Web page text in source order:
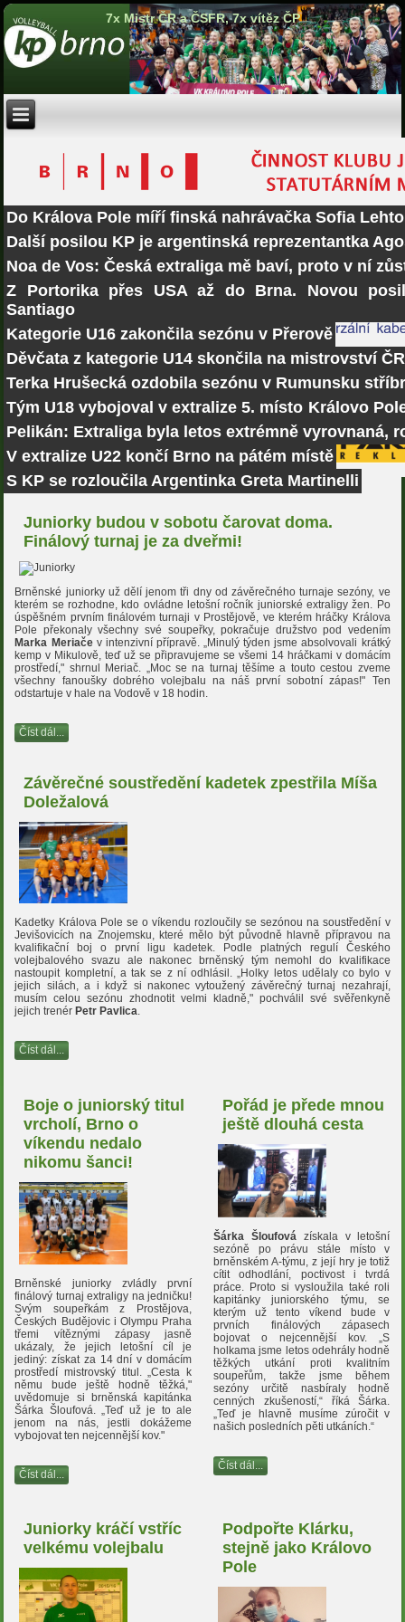
7x Mistr ČR a ČSFR, 7x vítěz ČP
Do Králova Pole míří finská nahrávačka Sofia Lehto
Další posilou KP je argentinská reprezentantka
Noa de Vos: Česká extraliga mě baví, proto v ní
Z Portorika přes USA až do Brna. Novou
Santiago
Kategorie U16 zakončila sezónu v Přerově
Děvčata z kategorie U14 skončila na mistrovství
Terka Hrušecká ozdobila sezónu v Rumunsku
Tým U18 vybojoval v extralize 5. místo Královo
Pelikán: Extraliga byla letos extrémně vyrovnaná,
V extralize U22 končí Brno na pátém místě
S KP se rozloučila Argentinka Greta Martinelli
Juniorky budou v sobotu čarovat doma.
Finálový turnaj je za dveřmi!
Brněnské juniorky už dělí jenom tři dny od závěrečného turnaje sezóny, ve
kterém se rozhodne, kdo ovládne letošní ročník juniorské extraligy žen. Po
úspěšném prvním finálovém turnaji v Prostějově, ve kterém hráčky Králova
Pole překonaly všechny své soupeřky, pokračuje družstvo pod vedením
Marka Meriačev intenzivní přípravě. „Minulý týden jsme absolvovali krátký
kemp v Mikulově, teď už se připravujeme se všemi 14 hráčkami v domácím
prostředí," shrnul Meriač. „Moc se na turnaj těšíme a touto cestou zveme
všechny fanoušky dobrého volejbalu na náš první sobotní zápas!" Ten
odstartuje v hale na Vodově v 18 hodin.
Číst dál...
Závěrečné soustředění kadetek zpestřila Míša
Doležalová
Kadetky Králova Pole se o víkendu rozloučily se sezónou na soustředění v
Jevišovicích na Znojemsku, které mělo být původně hlavně přípravou na
kvalifikační boj o první ligu kadetek. Podle platných regulí Českého
volejbalového svazu ale nakonec brněnský tým nemohl do kvalifikace
nastoupit kompletní, a tak se z ní odhlásil. „Holky letos udělaly co bylo v
jejich silách, a i když si nakonec vytoužený závěrečný turnaj nezahrají,
musím celou sezónu zhodnotit velmi kladně," pochválil své svěřenkyně
jejich trenér Petr Pavlica.
Číst dál...
Boje o juniorský titul
vrcholí, Brno o
víkendu nedalo
nikomu šanci!
Brněnské juniorky zvládly první
finálový turnaj extraligy na jedničku!
Svým soupeřkám z Prostějova,
Českých Budějovic i Olympu Praha
třemi vítěznými zápasy jasně
ukázaly, že jejich letošní cíl je
jediný: získat za 14 dní v domácím
prostředí mistrovský titul. „Cesta k
němu bude ještě hodně těžká,"
uvědomuje si brněnská kapitánka
Šárka Šloufová. „Teď už je to ale
jenom na nás, jestli dokážeme
vybojovat ten nejcennější kov."
Číst dál...
Pořád je přede mnou
ještě dlouhá cesta
Šárka Šloufová získala v letošní
sezóně po právu stále místo v
brněnském A-týmu, z její hry je totiž
cítit odhodlání, poctivost i tvrdá
práce. Proto si vysloužila také roli
kapitánky juniorského týmu, se
kterým už tento víkend bude v
prvních finálových zápasech
bojovat o nejcennější kov. „S
holkama jsme letos odehrály hodně
těžkých utkání proti kvalitním
soupeřům, takže jsme během
sezóny určitě nasbíraly hodně
cenných zkušeností,“ říká Šárka.
„Teď je hlavně musíme zúročit v
našich posledních pěti utkáních.“
Číst dál...
Juniorky kráčí vstříc
velkému volejbalu
Podpořte Klárku,
stejně jako Královo
Pole